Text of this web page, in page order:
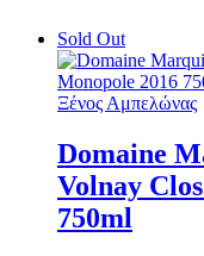
Sold Out
Ξένος Αμπελώνας
Domaine
Volnay
750ml